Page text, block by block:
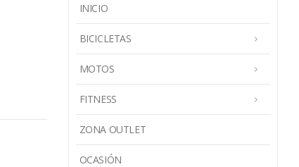
INICIO
BICICLETAS
MOTOS
FITNESS
ZONA OUTLET
OCASIÓN